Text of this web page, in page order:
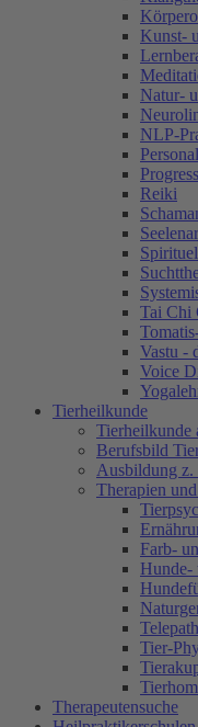
Kunst-
Natur-
NLP-
Reiki
Tai Chi
Vastu -
Voice
Tierheilkunde
Tierheilkunde
Berufsbild
Ausbildung
Therapien
Farb-
Hunde-
Tier-
Therapeutensuche